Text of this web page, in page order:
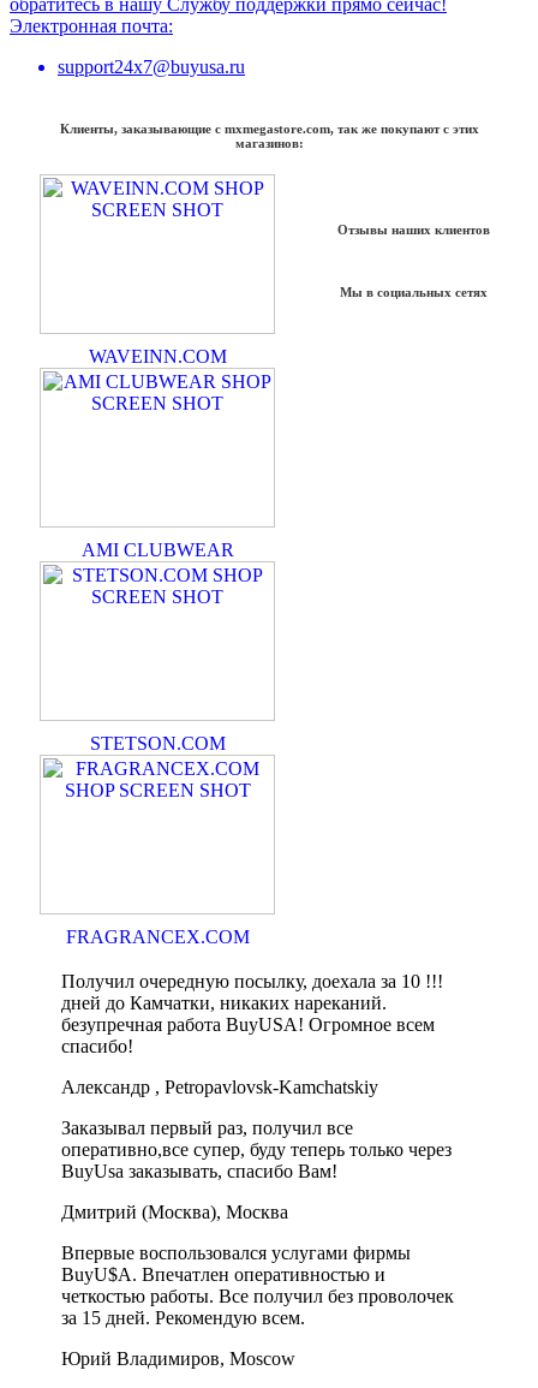
обратитесь в нашу Службу поддержки прямо сейчас!
Электронная почта:
support24x7@buyusa.ru
Клиенты, заказывающие с mxmegastore.com, так же покупают с этих
магазинов:
WAVEINN.COM
AMI CLUBWEAR
STETSON.COM
FRAGRANCEX.COM
Отзывы наших клиентов
Мы в социальных сетях
Получил очередную посылку, доехала за 10 !!!
дней до Камчатки, никаких нареканий.
безупречная работа BuyUSA! Огромное всем
спасибо!
Александр , Petropavlovsk-Kamchatskiy
Заказывал первый раз, получил все
оперативно,все супер, буду теперь только через
BuyUsa заказывать, спасибо Вам!
Дмитрий (Москва), Москва
Впервые воспользовался услугами фирмы
BuyU$A. Впечатлен оперативностью и
четкостью работы. Все получил без проволочек
за 15 дней. Рекомендую всем.
Юрий Владимиров, Moscow